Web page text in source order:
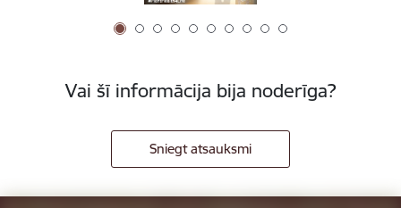
Vai šī informācija bija noderīga?
Sniegt atsauksmi